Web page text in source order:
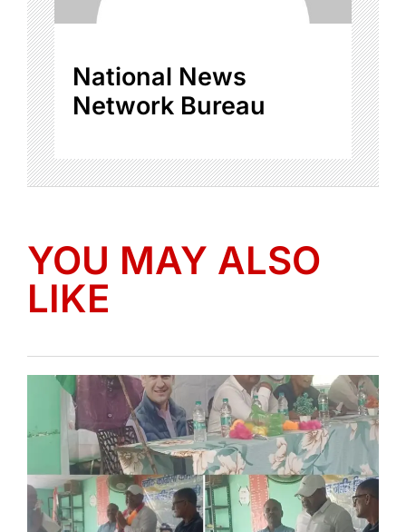
National News
Network Bureau
YOU MAY ALSO
LIKE